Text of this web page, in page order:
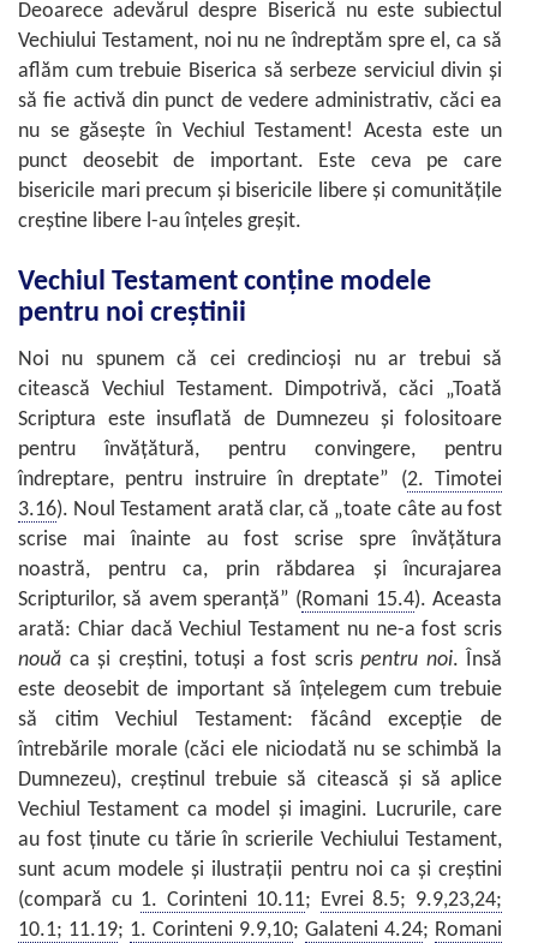
Deoarece adevărul despre Biserică nu este subiectul
Vechiului Testament, noi nu ne îndreptăm spre el, ca să
aflăm cum trebuie Biserica să serbeze serviciul divin şi
să fie activă din punct de vedere administrativ, căci ea
nu se găseşte în Vechiul Testament! Acesta este un
punct deosebit de important. Este ceva pe care
bisericile mari precum şi bisericile libere şi comunităţile
creştine libere l-au înţeles greşit.
Vechiul Testament conţine modele
pentru noi creştinii
Noi nu spunem că cei credincioşi nu ar trebui să
citească Vechiul Testament. Dimpotrivă, căci „Toată
Scriptura este insuflată de Dumnezeu şi folositoare
pentru învăţătură, pentru convingere, pentru
îndreptare, pentru instruire în dreptate” (2. Timotei
3.16). Noul Testament arată clar, că „toate câte au fost
scrise mai înainte au fost scrise spre învăţătura
noastră, pentru ca, prin răbdarea şi încurajarea
Scripturilor, să avem speranţă” (Romani 15.4). Aceasta
arată: Chiar dacă Vechiul Testament nu ne-a fost scris
nouă ca şi creştini, totuşi a fost scris pentru noi. Însă
este deosebit de important să înţelegem cum trebuie
să citim Vechiul Testament: făcând excepţie de
întrebările morale (căci ele niciodată nu se schimbă la
Dumnezeu), creştinul trebuie să citească şi să aplice
Vechiul Testament ca model şi imagini. Lucrurile, care
au fost ţinute cu tărie în scrierile Vechiului Testament,
sunt acum modele şi ilustraţii pentru noi ca şi creştini
(compară cu 1. Corinteni 10.11;
Evrei 8.5; 9.9,23,24;
10.1; 11.19; 1. Corinteni 9.9,10; Galateni 4.24; Romani